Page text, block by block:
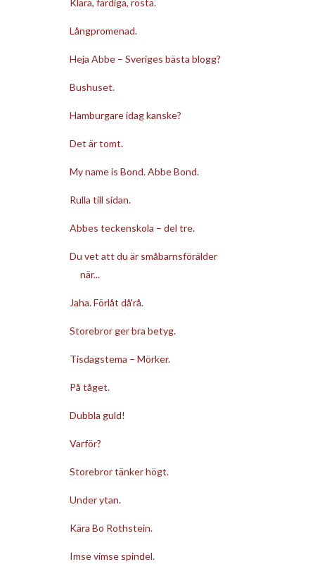
Långpromenad.
Heja Abbe – Sveriges bästa blogg?
Bushuset.
Hamburgare idag kanske?
Det är tomt.
My name is Bond. Abbe Bond.
Rulla till sidan.
Abbes teckenskola – del tre.
Du vet att du är småbarnsförälder
när...
Jaha. Förlåt då'rå.
Storebror ger bra betyg.
Tisdagstema – Mörker.
På tåget.
Dubbla guld!
Varför?
Storebror tänker högt.
Under ytan.
Kära Bo Rothstein.
Imse vimse spindel.